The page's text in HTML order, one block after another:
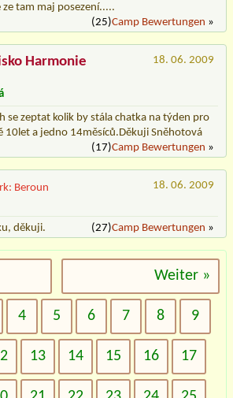
tam maj posezení.....
(25)Camp Bewertungen »
Harmonie 18. 06. 2009
se zeptat kolik by stála chatka na týden pro
10let a jedno 14měsíců.Děkuji Sněhotová
(17)Camp Bewertungen »
Beroun
18. 06. 2009
děkuji.
(27)Camp Bewertungen »
Weiter »
4 5 6 7 8 9
13 14 15 16 17